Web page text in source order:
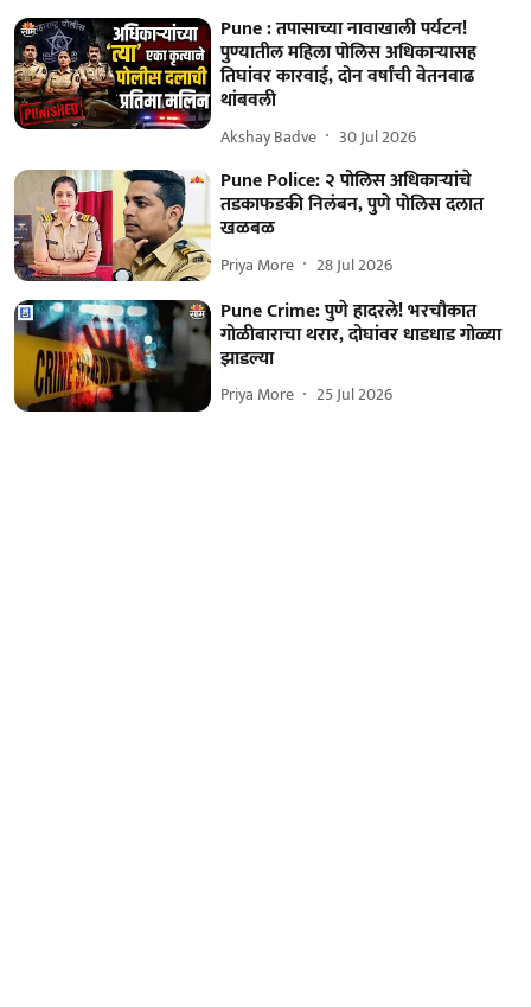
Pune : तपासाच्या नावाखाली पर्यटन!
पुण्यातील महिला पोलिस अधिकाऱ्यासह
तिघांवर कारवाई, दोन वर्षांची वेतनवाढ
थांबवली
Akshay Badve 30 Jul 2026
Pune Police: २ पोलिस अधिकाऱ्यांचे
तडकाफडकी निलंबन, पुणे पोलिस दलात
खळबळ
Priya More 28 Jul 2026
Pune Crime: पुणे हादरले! भरचौकात
गोळीबाराचा थरार, दोघांवर धाडधाड गोळ्या
झाडल्या
Priya More 25 Jul 2026